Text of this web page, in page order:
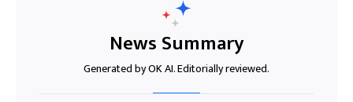
News Summary
Generated by OK AI. Editorially reviewed.